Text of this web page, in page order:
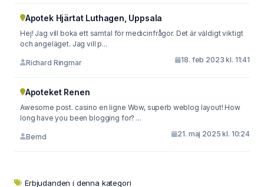
Apotek Hjärtat Luthagen, Uppsala
Hej! Jag vill boka ett samtal för medicinfrågor. Det är väldigt viktigt
och angeläget. Jag vill p...
Richard Ringmar 18. feb 2023 kl. 11:41
Apoteket Renen
Awesome post. casino en ligne Wow, superb weblog layout! How
long have you been blogging for? ...
Bernd 21. maj 2025 kl. 10:24
Erbjudanden i denna kategori